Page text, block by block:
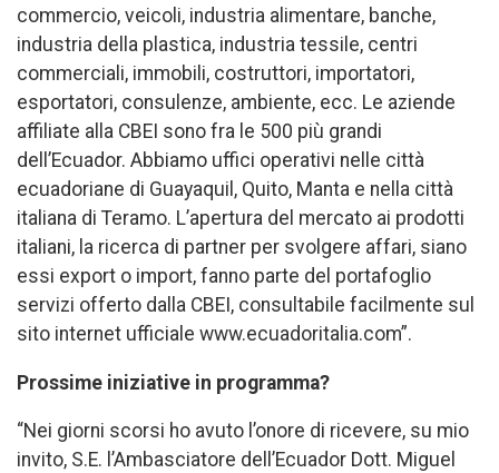
commercio, veicoli, industria alimentare, banche,
industria della plastica, industria tessile, centri
commerciali, immobili, costruttori, importatori,
esportatori, consulenze, ambiente, ecc. Le aziende
affiliate alla CBEI sono fra le 500 più grandi
dell’Ecuador. Abbiamo uffici operativi nelle città
ecuadoriane di Guayaquil, Quito, Manta e nella città
italiana di Teramo. L’apertura del mercato ai prodotti
italiani, la ricerca di partner per svolgere affari, siano
essi export o import, fanno parte del portafoglio
servizi offerto dalla CBEI, consultabile facilmente sul
sito internet ufficiale www.ecuadoritalia.com”.
Prossime iniziative in programma?
“Nei giorni scorsi ho avuto l’onore di ricevere, su mio
invito, S.E. l’Ambasciatore dell’Ecuador Dott. Miguel